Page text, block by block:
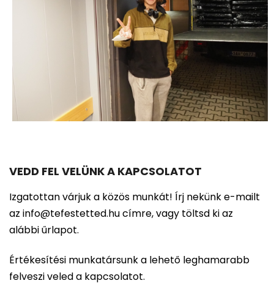
VEDD FEL VELÜNK A KAPCSOLATOT
Izgatottan várjuk a közös munkát! Írj nekünk e-mailt
az info@tefestetted.hu címre, vagy töltsd ki az
alábbi űrlapot.
Értékesítési munkatársunk a lehető leghamarabb
felveszi veled a kapcsolatot.